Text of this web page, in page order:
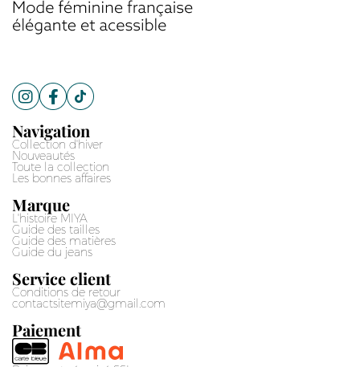
Navigation
Collection d'hiver
Nouveautés
Toute la collection
Les bonnes affaires
Marque
L'histoire MIYA
Guide des tailles
Guide des matières
Guide du jeans
Service client
Conditions de retour
contactsitemiya@gmail.com
Paiement